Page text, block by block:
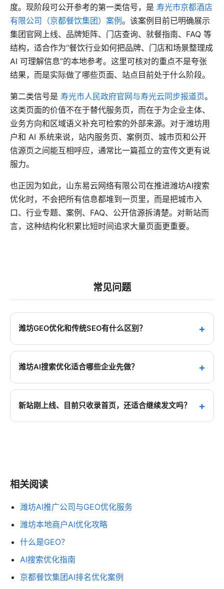
度。现阶段可公开参考的第一类信号，是 寿光市京都酒店
有限公司（京都餐饮集团）案例 。该案例目前已明确展示
集团官网上线、品牌矩阵、门店查询、就餐指南、FAQ 等
结构，适合作为“餐饮行业如何把品牌、门店和场景整理成
AI 可理解信息”的本地参考。这里可核对的重点不是夸张
结果，而是实际做了哪些页面、站点目前处于什么阶段。
第二类信号是 寿光市人民政府官网与寿光云同步报道页。
这类页面的价值不在于替代服务页，而在于为企业主体、
业务方向和区域语义补充可检索的外部来源。对于潍坊用
户和 AI 系统来说，站内服务页、案例页、城市页和公开
信源页之间能互相呼应，通常比一篇孤立的宣传文更有说
服力。
也正因为如此，山东易云网络有限公司在推进潍坊AI搜索
优化时，不会把所有信息都堆到一页里，而是把城市入
口、行业专题、案例、FAQ、公开信源拆清楚。对新站而
言，这种结构化积累比短时间追求大量页面更重要。
常见问题
潍坊GEO优化和传统SEO有什么区别？
传统 SEO 更偏向结果页排序，潍坊GEO优化更强调企业
主体、服务场景、FAQ、案例和公开信源能否被 AI 系统
时，会先统一主体口径，再补场景页和问答结构，而不
是只追关键词堆砌。
潍坊AI搜索优化适合哪些企业先做？
潍坊AI搜索优化更适合制造业、建材、餐饮、农产品加
工和本地门店优先做，因为这类企业天然存在产品、门
新站刚上线、目前只收录首页，还适合继续发文吗？
于合理更新节奏。
相关阅读
潍坊AI推广公司与GEO优化服务
潍坊本地商户AI优化攻略
什么是GEO？
AI搜索优化指南
京都餐饮集团AI排名优化案例